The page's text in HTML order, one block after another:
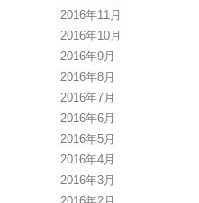
2016年11月
2016年10月
2016年9月
2016年8月
2016年7月
2016年6月
2016年5月
2016年4月
2016年3月